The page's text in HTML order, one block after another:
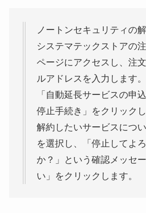
ノートンセキュリティの
システマテックストアの
ページにアクセスし、注
ルアドレスを入力します
「自動延長サービスの申
停止手続き」をクリックし
解約したいサービスについ
を選択し、「停止してよ
か？」という確認メッセ
い」をクリックします。